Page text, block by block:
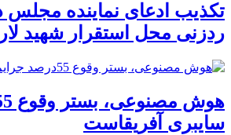
تکذیب ادعای نماینده مجلس
ردزنی محل استقرار شهید
سایبری آفریقاست